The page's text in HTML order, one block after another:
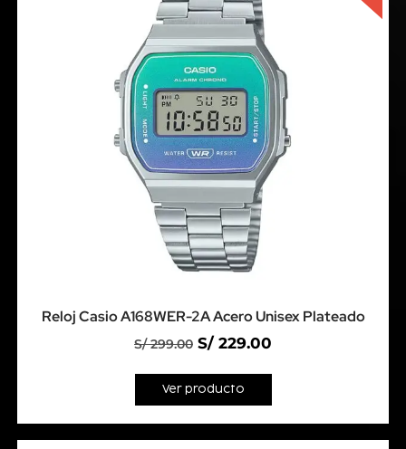
Reloj Casio A168WER-2A Acero Unisex Plateado
S/299.00 S/ 229.00
Ver producto